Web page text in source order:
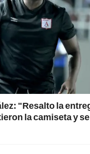
"Resalto la
la camiseta y